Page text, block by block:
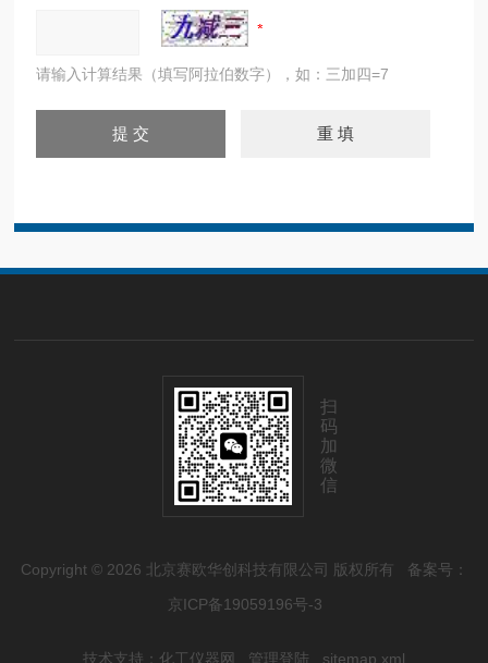
请输入计算结果（填写阿拉伯数字），如：三加四=7
扫
码
加
微
信
Copyright © 2026 北京赛欧华创科技有限公司 版权所有 备案号：
京ICP备19059196号-3
技术支持： 化工仪器网 管理登陆 sitemap.xml